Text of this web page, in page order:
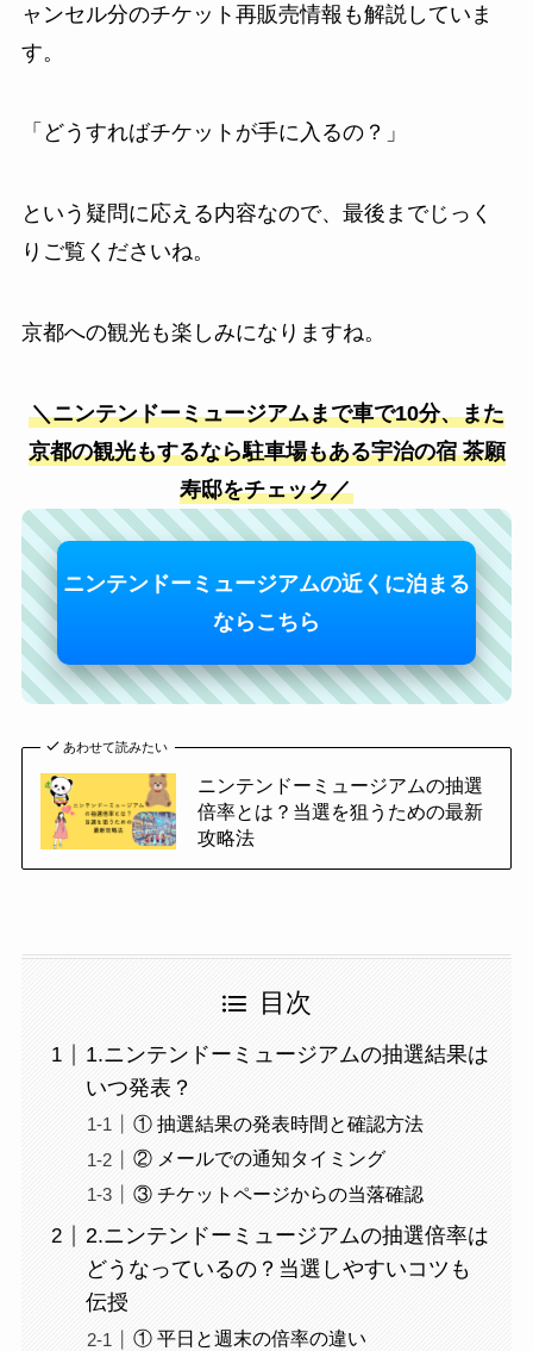
ャンセル分のチケット再販売情報も解説していま
す。
「どうすればチケットが手に入るの？」
という疑問に応える内容なので、最後までじっく
りご覧くださいね。
京都への観光も楽しみになりますね。
＼ニンテンドーミュージアムまで車で10分、また
京都の観光もするなら駐車場もある宇治の宿 茶願
寿邸をチェック／
ニンテンドーミュージアムの近くに泊まる
ならこちら
あわせて読みたい
ニンテンドーミュージアムの抽選
倍率とは？当選を狙うための最新
攻略法
目次
1.ニンテンドーミュージアムの抽選結果は
いつ発表？
① 抽選結果の発表時間と確認方法
② メールでの通知タイミング
③ チケットページからの当落確認
2.ニンテンドーミュージアムの抽選倍率は
どうなっているの？当選しやすいコツも
伝授
① 平日と週末の倍率の違い